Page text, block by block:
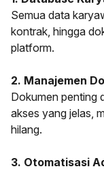
Semua data
kontrak, hingga
platform.
2. Manajemen
Dokumen penting
akses yang jelas,
hilang.
3. Otomatisasi